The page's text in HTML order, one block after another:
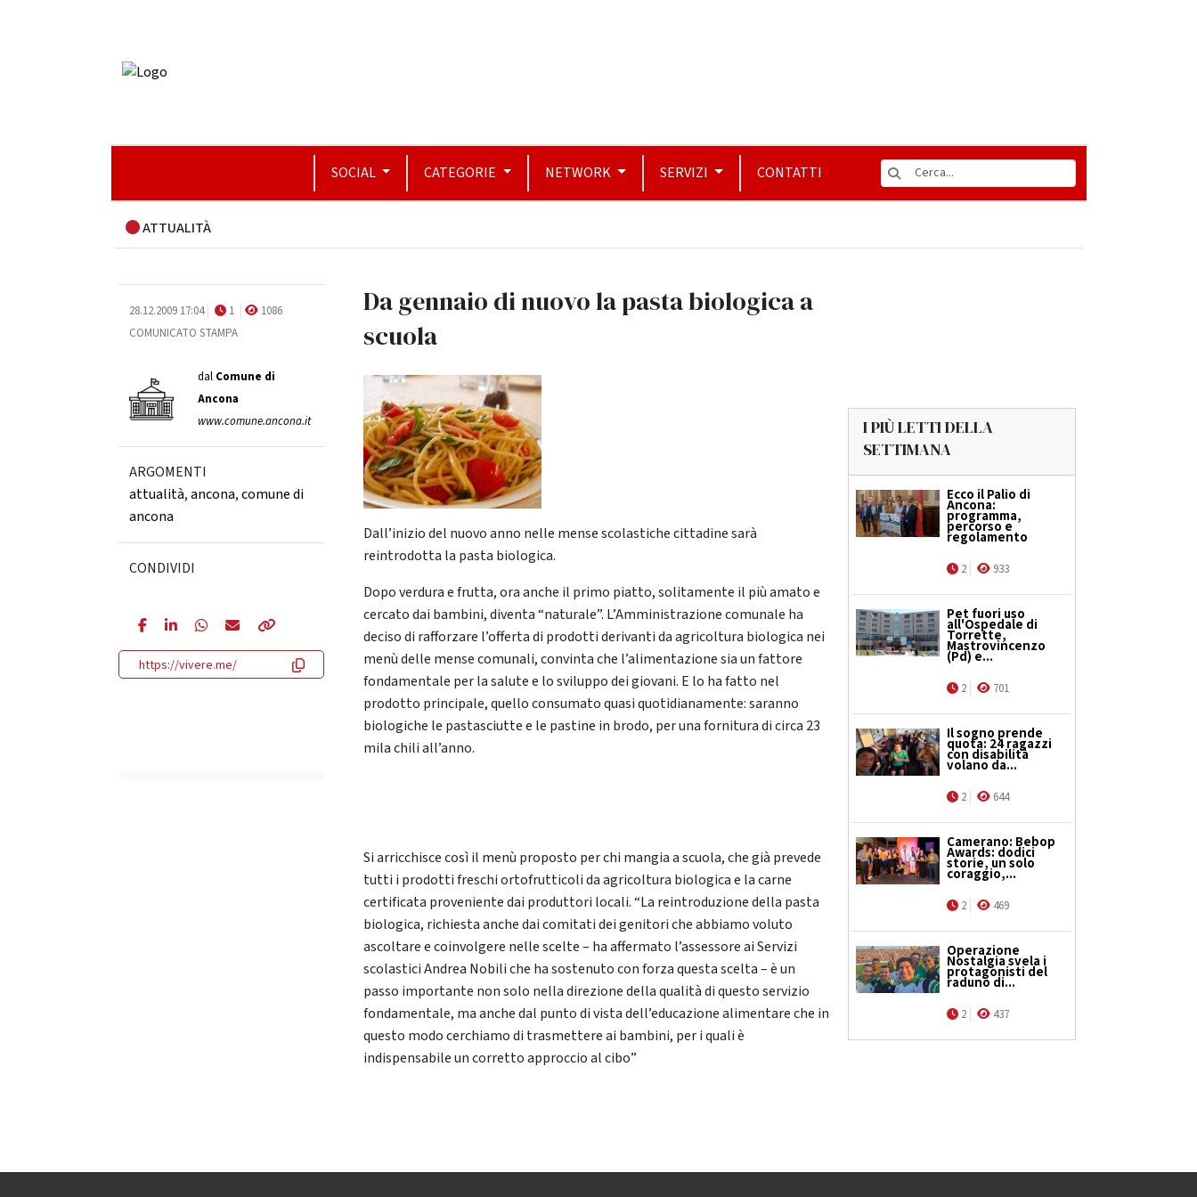
SOCIAL CATEGORIE NETWORK SERVIZI CONTATTI
ATTUALITÀ
28.12.2009 17:04 1
1086
COMUNICATO STAMPA
dal Comune di
Ancona
www.comune.ancona.it
ARGOMENTI
attualità,ancona,comune di
ancona
CONDIVIDI
https://vivere.me/
Da gennaio di nuovo la pasta biologica a
scuola
Dall’inizio del nuovo anno nelle mense scolastiche cittadine sarà
reintrodotta la pasta biologica.
Dopo verdura e frutta, ora anche il primo piatto, solitamente il più amato e
cercato dai bambini, diventa “naturale”. L’Amministrazione comunale ha
deciso di rafforzare l’offerta di prodotti derivanti da agricoltura biologica nei
menù delle mense comunali, convinta che l’alimentazione sia un fattore
fondamentale per la salute e lo sviluppo dei giovani. E lo ha fatto nel
prodotto principale, quello consumato quasi quotidianamente: saranno
biologiche le pastasciutte e le pastine in brodo, per una fornitura di circa 23
mila chili all’anno.
Si arricchisce così il menù proposto per chi mangia a scuola, che già prevede
tutti i prodotti freschi ortofrutticoli da agricoltura biologica e la carne
certificata proveniente dai produttori locali. “La reintroduzione della pasta
biologica, richiesta anche dai comitati dei genitori che abbiamo voluto
ascoltare e coinvolgere nelle scelte – ha affermato l’assessore ai Servizi
scolastici Andrea Nobili che ha sostenuto con forza questa scelta – è un
passo importante non solo nella direzione della qualità di questo servizio
fondamentale, ma anche dal punto di vista dell’educazione alimentare che in
questo modo cerchiamo di trasmettere ai bambini, per i quali è
indispensabile un corretto approccio al cibo”
I PIÙ LETTI DELLA
SETTIMANA
Ecco il Palio di
Ancona:
programma,
percorso e
regolamento
2 933
Pet fuori uso
all'Ospedale di
Torrette,
Mastrovincenzo
(Pd) e...
2 701
Il sogno prende
quota: 24 ragazzi
con disabilità
volano da...
2 644
Camerano: Bebop
Awards: dodici
storie, un solo
coraggio,...
2 469
Operazione
Nostalgia svela i
protagonisti del
raduno di...
2 437